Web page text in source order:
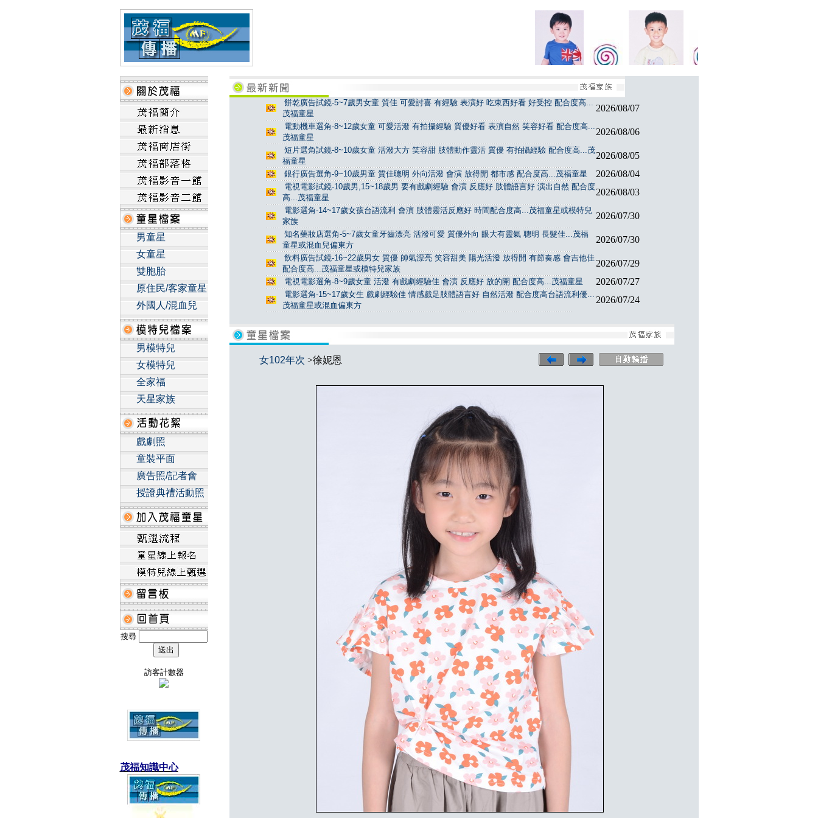
男童星
女童星
雙胞胎
原住民/客家童星
外國人/混血兒
男模特兒
女模特兒
全家福
天星家族
戲劇照
童裝平面
廣告照/記者會
授證典禮活動照
搜尋
訪客計數器
茂福知識中心
餅乾廣告試鏡-5~7歲男女童 質佳 可愛討喜 有經驗 表演好 吃東西好看 好受控 配合度高...
茂福童星
2026/08/07
電動機車選角-8~12歲女童 可愛活潑 有拍攝經驗 質優好看 表演自然 笑容好看 配合度高...
茂福童星
2026/08/06
短片選角試鏡-8~10歲女童 活潑大方 笑容甜 肢體動作靈活 質優 有拍攝經驗 配合度高...茂
福童星
2026/08/05
銀行廣告選角-9~10歲男童 質佳聰明 外向活潑 會演 放得開 都市感 配合度高...茂福童星 2026/08/04
電視電影試鏡-10歲男,15~18歲男 要有戲劇經驗 會演 反應好 肢體語言好 演出自然 配合度
高...茂福童星
2026/08/03
電影選角-14~17歲女孩台語流利 會演 肢體靈活反應好 時間配合度高...茂福童星或模特兒
家族
2026/07/30
知名藥妝店選角-5~7歲女童牙齒漂亮 活潑可愛 質優外向 眼大有靈氣 聰明 長髮佳...茂福
童星或混血兒偏東方
2026/07/30
飲料廣告試鏡-16~22歲男女 質優 帥氣漂亮 笑容甜美 陽光活潑 放得開 有節奏感 會吉他佳
配合度高...茂福童星或模特兒家族
2026/07/29
電視電影選角-8~9歲女童 活潑 有戲劇經驗佳 會演 反應好 放的開 配合度高...茂福童星 2026/07/27
電影選角-15~17歲女生 戲劇經驗佳 情感戲足肢體語言好 自然活潑 配合度高台語流利優...
茂福童星或混血偏東方
2026/07/24
女102年次 >徐妮恩